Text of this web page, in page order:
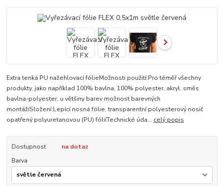
Extra tenká PU nažehlovací fólieMožnosti použití:Pro téměř všechny
produkty, jako například 100% bavlna, 100% polyester, akryl, směs
bavlna-polyester, u většiny barev možnost barevných
montážíSložení:Lepící nosná fólie, transparentní polyesterový nosič
opatřený polyuretanovou (PU) fóliíTechnické úda... celý popis
Dostupnost
na dotaz
Barva